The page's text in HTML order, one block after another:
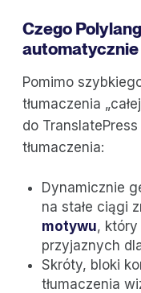
Czego
automatycznie
Pomimo
tłumaczenia
do
tłumaczenia:
Dynamicznie
na stałe ciągi
motywu,
przyjaznych
Skróty, bloki
tłumaczenia